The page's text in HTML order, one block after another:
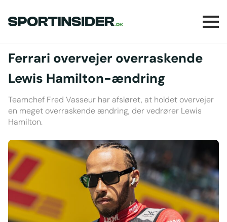
Ferrari overvejer overraskende
Lewis Hamilton-ændring
Teamchef Fred Vasseur har afsløret, at holdet overvejer
en meget overraskende ændring, der vedrører Lewis
Hamilton.